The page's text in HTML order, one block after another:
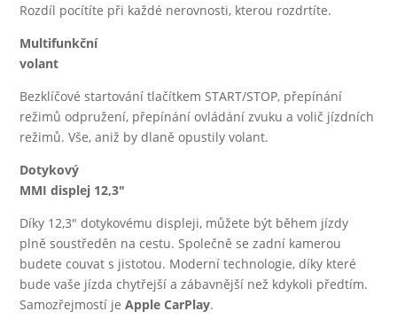
Rozdíl pocítíte při každé nerovnosti, kterou rozdrtíte.
Multifunkční
volant
Bezklíčové startování tlačítkem START/STOP, přepínání
režimů odpružení, přepínání ovládání zvuku a volič jízdních
režimů. Vše, aniž by dlaně opustily volant.
Dotykový
MMI displej 12,3″
Díky 12,3″ dotykovému displeji, můžete být během jízdy
plně soustředěn na cestu. Společně se zadní kamerou
budete couvat s jistotou. Moderní technologie, díky které
bude vaše jízda chytřejší a zábavnější než kdykoli předtím.
Samozřejmostí jeApple CarPlay.